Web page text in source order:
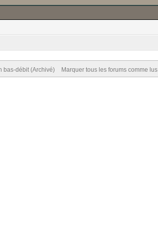
bas-débit (Archivé) Marquer tous les forums comme lus